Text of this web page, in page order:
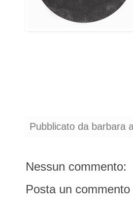
Pubblicato da barbara
Nessun commento:
Posta un commento